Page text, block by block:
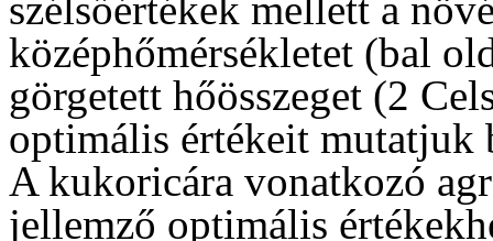
középhőmérsékletet (bal
görgetett hőösszeget (2
optimális értékeit
A kukoricára vonatkozó
jellemző optimális